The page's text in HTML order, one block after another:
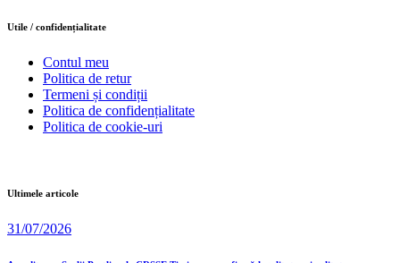
Utile / confidențialitate
Contul meu
Politica de retur
Termeni și condiții
Politica de confidențialitate
Politica de cookie-uri
Ultimele articole
31/07/2026